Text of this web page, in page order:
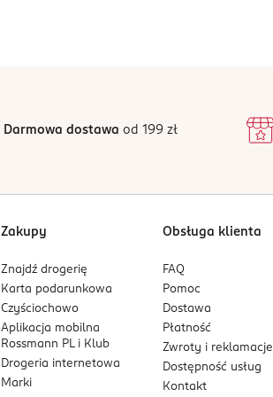
2
1
Darmowa dostawa od 199 zł
Zakupy
Znajdź drogerię
Karta podarunkowa
Czyściochowo
Aplikacja mobilna
Rossmann PL i Klub
Drogeria internetowa
Marki
Obsługa klienta
FAQ
Pomoc
Dostawa
Płatność
Zwroty i reklamacje
Dostępność usług
Kontakt